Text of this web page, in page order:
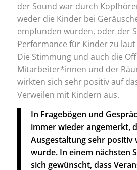
der Sound war durch
weder die Kinder bei
empfunden wurden, oder der
Performance für Kinder zu laut
Die Stimmung und auch die
Mitarbeiter*innen und der
wirkten sich sehr positiv auf
Verweilen mit Kindern aus.
In Fragebögen und
immer wieder angemerkt,
Ausgestaltung sehr positiv
wurde. In einem nächsten
sich gewünscht, dass